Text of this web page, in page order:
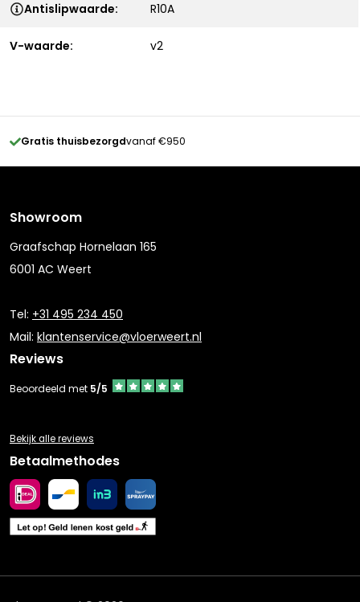
Antislipwaarde: R10A
V-waarde: v2
Gratis thuisbezorgdvanaf €950
Showroom
Graafschap Hornelaan 165
6001 AC Weert
Tel: +31 495 234 450
Mail: klantenservice@vloerweert.nl
Reviews
Beoordeeld met 5/5
Bekijk alle reviews
Betaalmethodes